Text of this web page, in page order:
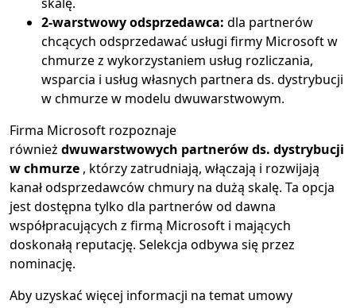
2-warstwowy odsprzedawca: dla partnerów
chcących odsprzedawać usługi firmy Microsoft w
chmurze z wykorzystaniem usług rozliczania,
wsparcia i usług własnych partnera ds. dystrybucji
w chmurze w modelu dwuwarstwowym.
Firma Microsoft rozpoznaje
również dwuwarstwowych partnerów ds. dystrybucji
w chmurze , którzy zatrudniają, włączają i rozwijają
kanał odsprzedawców chmury na dużą skalę. Ta opcja
jest dostępna tylko dla partnerów od dawna
współpracujących z firmą Microsoft i mających
doskonałą reputację. Selekcja odbywa się przez
nominację.
Aby uzyskać więcej informacji na temat umowy